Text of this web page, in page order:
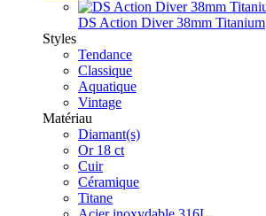
DS Action Diver 38mm Titanium
Styles
Tendance
Classique
Aquatique
Vintage
Matériau
Diamant(s)
Or 18 ct
Cuir
Céramique
Titane